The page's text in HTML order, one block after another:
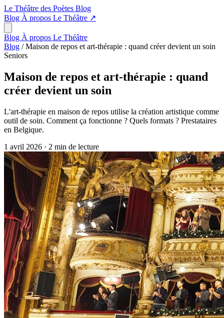
Le Théâtre des Poètes Blog
Blog À propos Le Théâtre ↗
Blog À propos Le Théâtre
Blog / Maison de repos et art-thérapie : quand créer devient un soin
Seniors
Maison de repos et art-thérapie : quand
créer devient un soin
L'art-thérapie en maison de repos utilise la création artistique comme
outil de soin. Comment ça fonctionne ? Quels formats ? Prestataires
en Belgique.
1 avril 2026 · 2 min de lecture